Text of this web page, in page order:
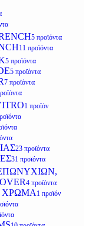
5 προϊόντα
11 προϊόντα
5 προϊόντα
5 προϊόντα
7 προϊόντα
1 προϊόν
23 προϊόντα
31 προϊόντα
4 προϊόντα
ΧΡΩΜΑ 1 προϊόν